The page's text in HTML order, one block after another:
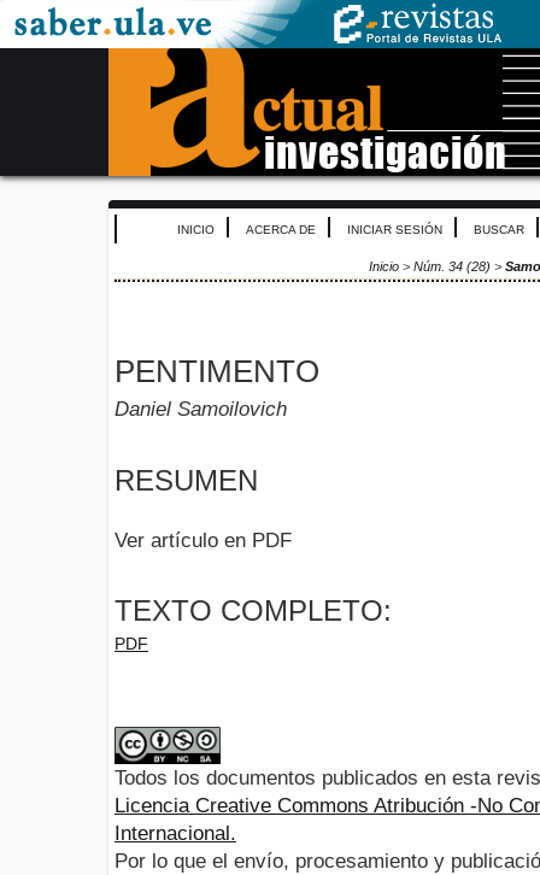
INICIO ACERCA DE INICIAR SESIÓN BUSCAR
Inicio > Núm. 34 (28) >
PENTIMENTO
Daniel Samoilovich
RESUMEN
Ver artículo en PDF
TEXTO COMPLETO:
PDF
Todos los documentos publicados en esta
Licencia Creative Commons Atribución -No
Internacional.
Por lo que el envío, procesamiento y